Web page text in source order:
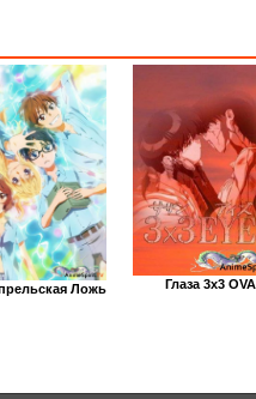
Ложь Глаза 3x3 OVA